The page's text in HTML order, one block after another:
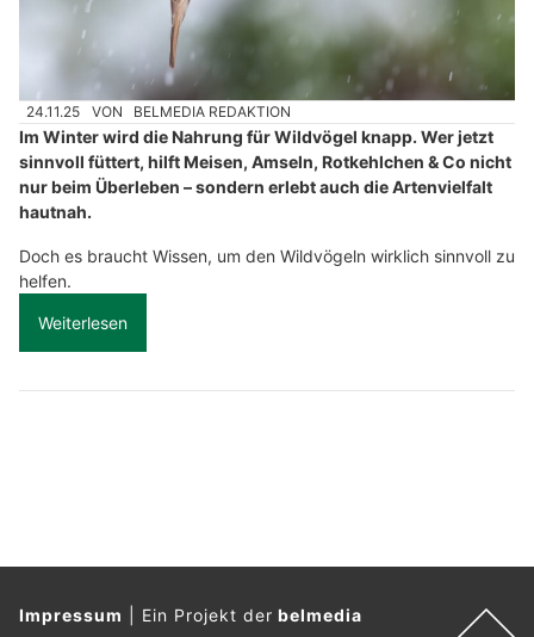
24.11.25 VON BELMEDIA REDAKTION
Im Winter wird die Nahrung für Wildvögel knapp. Wer jetzt
sinnvoll füttert, hilft Meisen, Amseln, Rotkehlchen & Co nicht
nur beim Überleben – sondern erlebt auch die Artenvielfalt
hautnah.
Doch es braucht Wissen, um den Wildvögeln wirklich sinnvoll zu
helfen.
Weiterlesen
Impressum Ein Projekt derbelmedia